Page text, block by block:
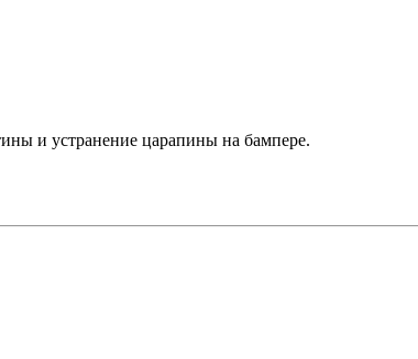
и устранение царапины на бампере.